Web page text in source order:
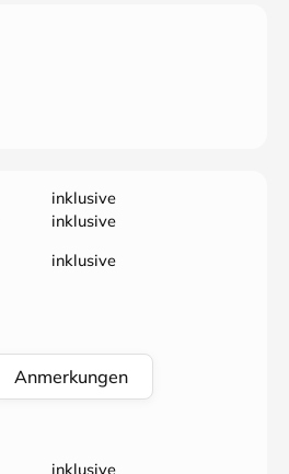
inklusive
inklusive
inklusive
Anmerkungen
inklusive